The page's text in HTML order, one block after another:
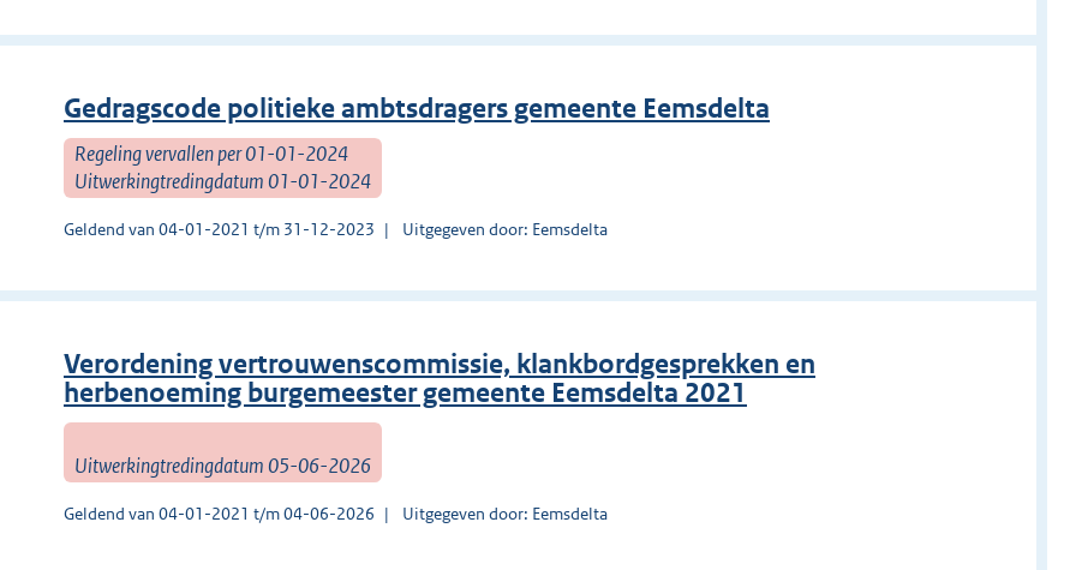
Gedragscode politieke ambtsdragers gemeente Eemsdelta
Regeling vervallen per 01-01-2024
Uitwerkingtredingdatum 01-01-2024
Geldend van 04-01-2021 t/m 31-12-2023 Uitgegeven door: Eemsdelta
Verordening vertrouwenscommissie, klankbordgesprekken en
herbenoeming burgemeester gemeente Eemsdelta 2021
Uitwerkingtredingdatum 05-06-2026
Geldend van 04-01-2021 t/m 04-06-2026 Uitgegeven door: Eemsdelta